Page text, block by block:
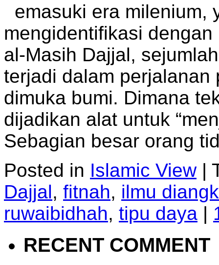
emasuki era milenium,
mengidentifikasi
al-Masih Dajjal,
terjadi dalam perjalanan
dimuka bumi. Dimana
dijadikan alat untuk
Sebagian besar orang
Posted in Islamic View |
Dajjal, fitnah, ilmu
ruwaibidhah, tipu daya |
RECENT COMMENT